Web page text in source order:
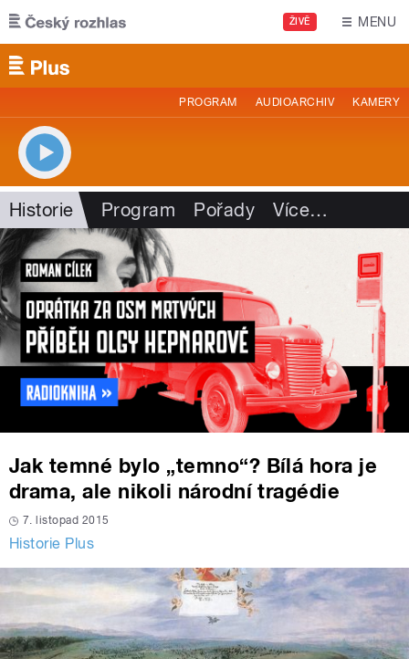
Přejít k hlavnímu obsahu
ŽIVĚ MENU
PROGRAM AUDIOARCHIV KAMERY
Historie Program Pořady Více…
Jak temné bylo „temno“? Bílá hora je
drama, ale nikoli národní tragédie
7. listopad 2015
Historie Plus